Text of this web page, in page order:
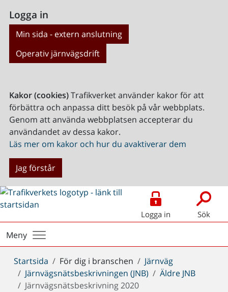
Logga in
Min sida - extern anslutning
Operativ järnvägsdrift
Kakor (cookies)Trafikverket använder kakor för att
förbättra och anpassa ditt besök på vår webbplats.
Genom att använda webbplatsen accepterar du
användandet av dessa kakor.
Läs mer om kakor och hur du avaktiverar dem
Jag förstår
Logga in Sök
Meny
Du
är
här:
Startsida För dig i branschen
Järnväg
Järnvägsnätsbeskrivningen (JNB)
Äldre JNB
Järnvägsnätsbeskrivning 2020